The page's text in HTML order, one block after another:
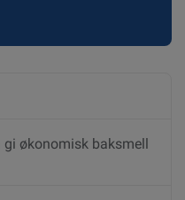
gi økonomisk baksmell